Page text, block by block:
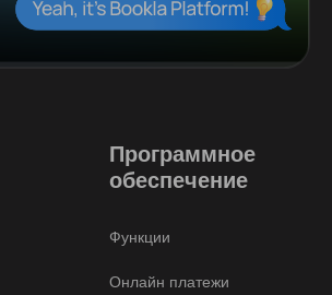
Программное
обеспечение
Функции
Онлайн платежи